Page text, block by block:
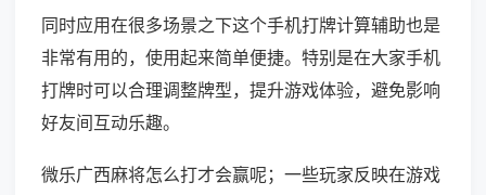
同时应用在很多场景之下这个手机打牌计算辅助也是
非常有用的，使用起来简单便捷。特别是在大家手机
打牌时可以合理调整牌型，提升游戏体验，避免影响
好友间互动乐趣。
微乐广西麻将怎么打才会赢呢；一些玩家反映在游戏